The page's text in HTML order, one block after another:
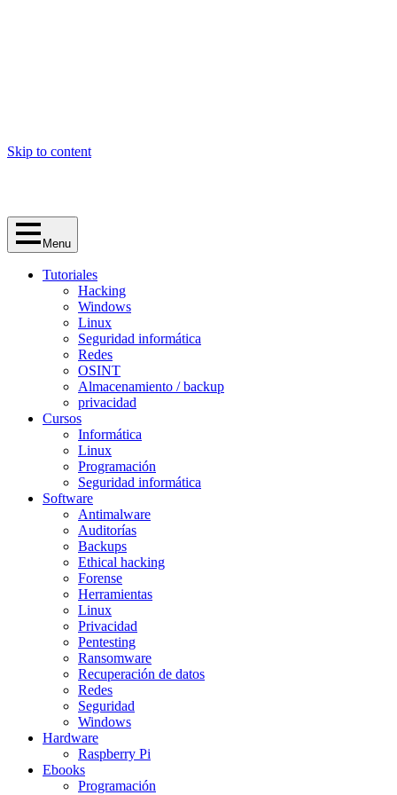
Skip to content
Menu
Tutoriales
Hacking
Windows
Linux
Seguridad informática
Redes
OSINT
Almacenamiento / backup
privacidad
Cursos
Informática
Linux
Programación
Seguridad informática
Software
Antimalware
Auditorías
Backups
Ethical hacking
Forense
Herramientas
Linux
Privacidad
Pentesting
Ransomware
Recuperación de datos
Redes
Seguridad
Windows
Hardware
Raspberry Pi
Ebooks
Programación